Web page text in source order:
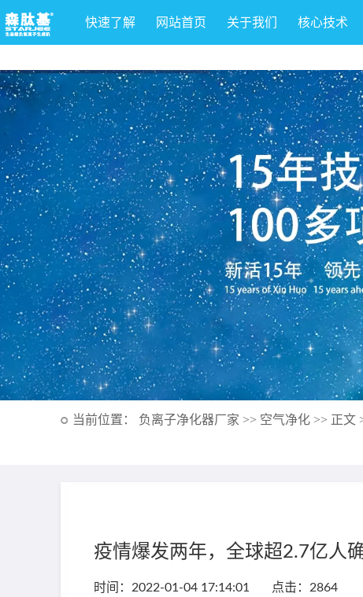
快速了解 网站首页 关于我们 核心技术
当前位置： 负离子净化器厂家 >> 空气净化 >> 正文
疫情爆发两年，全球超2.7亿人
时间：2022-01-04 17:14:01 点击：2864